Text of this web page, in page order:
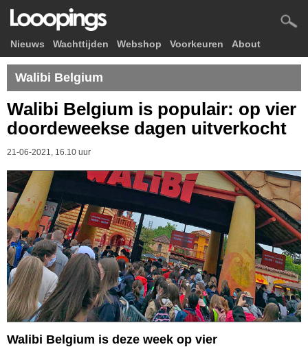
Nieuws Wachttijden Webshop Voorkeuren About
Walibi Belgium
Walibi Belgium is populair: op vier
doordeweekse dagen uitverkocht
21-06-2021, 16.10 uur
Walibi Belgium is deze week op vier